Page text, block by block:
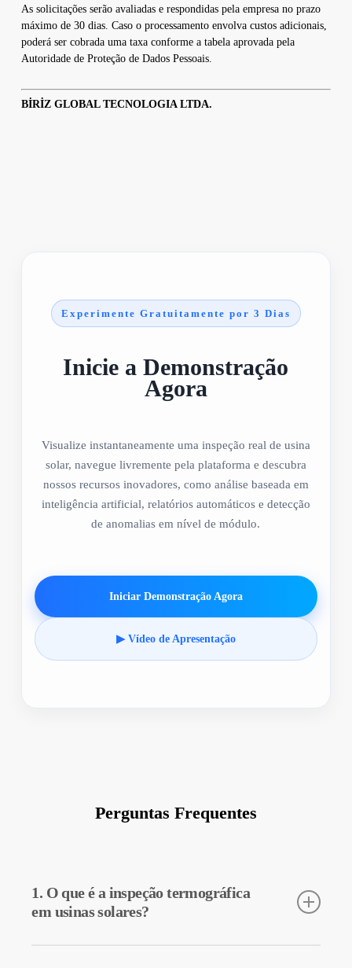
As solicitações serão avaliadas e respondidas pela empresa no prazo
máximo de 30 dias. Caso o processamento envolva custos adicionais,
poderá ser cobrada uma taxa conforme a tabela aprovada pela
Autoridade de Proteção de Dados Pessoais.
BİRİZ GLOBAL TECNOLOGIA LTDA.
Experimente Gratuitamente por 3 Dias
Inicie a Demonstração
Agora
Visualize instantaneamente uma inspeção real de usina
solar, navegue livremente pela plataforma e descubra
nossos recursos inovadores, como análise baseada em
inteligência artificial, relatórios automáticos e detecção
de anomalias em nível de módulo.
Iniciar Demonstração Agora
▶ Vídeo de Apresentação
Perguntas Frequentes
1. O que é a inspeção termográfica
em usinas solares?